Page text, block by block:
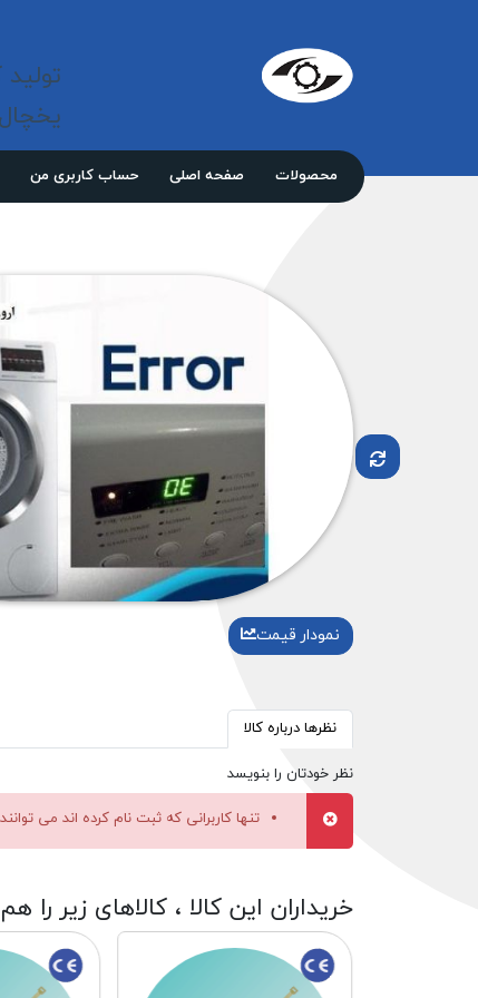
پلاست
یخچال
محصولات صفحه اصلی حساب کاربری من
نمودار قیمت
نظرها درباره کالا
نظر خودتان را بنویسد
تنها کاربرانی که ثبت نام کرده اند می
خریداران این کالا ، کالاهای زیر را